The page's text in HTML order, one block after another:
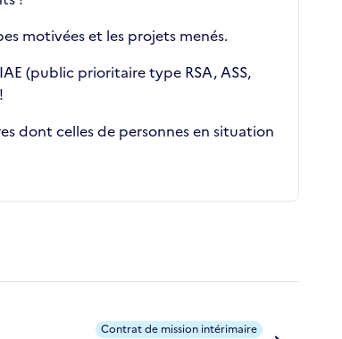
motivées et les projets menés.
(public prioritaire type RSA, ASS,
dont celles de personnes en situation
Contrat de mission intérimaire